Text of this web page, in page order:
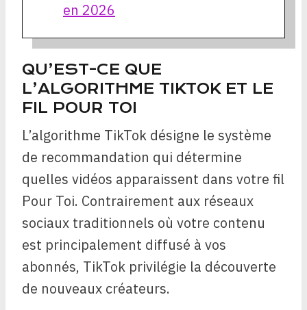
en 2026
QU’EST-CE QUE
L’ALGORITHME TIKTOK ET LE
FIL POUR TOI
L’algorithme TikTok désigne le système
de recommandation qui détermine
quelles vidéos apparaissent dans votre fil
Pour Toi. Contrairement aux réseaux
sociaux traditionnels où votre contenu
est principalement diffusé à vos
abonnés, TikTok privilégie la découverte
de nouveaux créateurs.